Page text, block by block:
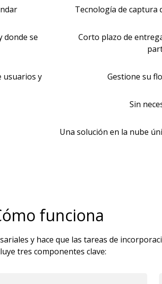
donde se
usuarios y
Tecnología de captura
Corto plazo de
Gestione su
Sin
Una solución en la nube
funciona
y hace que las tareas de
tres componentes clave: